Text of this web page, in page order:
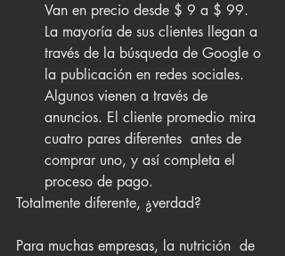
Van en precio desde $ 9 a $ 99.
La mayoría de sus clientes llegan a
través de la búsqueda de Google o
la publicación en redes sociales.
Algunos vienen a través de
anuncios. El cliente promedio mira
cuatro pares diferentes  antes de
comprar uno, y así completa el
proceso de pago.
Totalmente diferente, ¿verdad?
Para muchas empresas, la nutrición  de